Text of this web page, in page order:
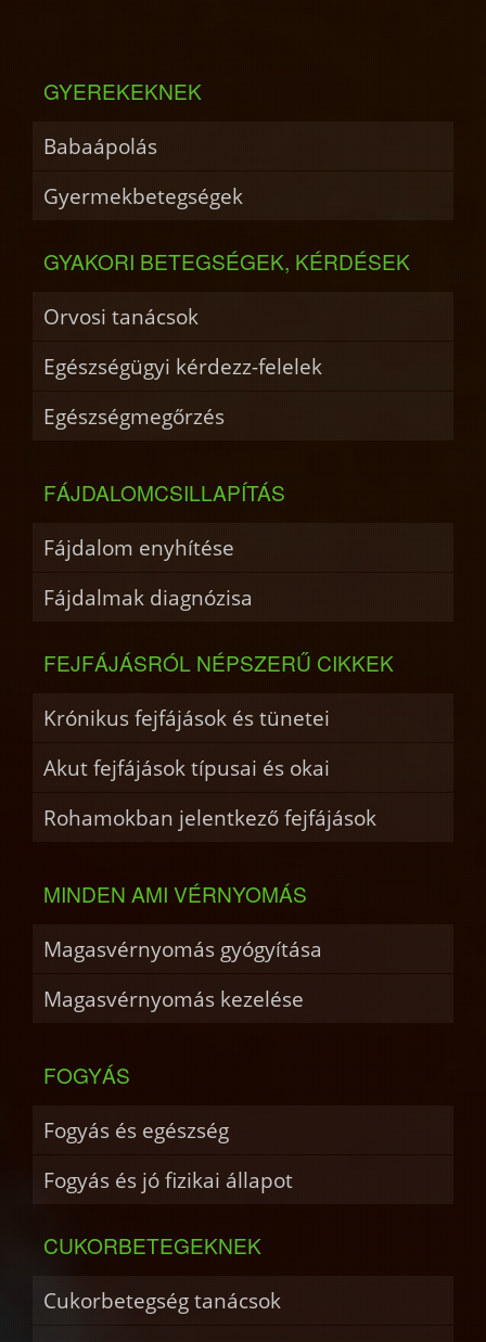
GYEREKEKNEK
Babaápolás
Gyermekbetegségek
GYAKORI BETEGSÉGEK, KÉRDÉSEK
Orvosi tanácsok
Egészségügyi kérdezz-felelek
Egészségmegőrzés
FÁJDALOMCSILLAPÍTÁS
Fájdalom enyhítése
Fájdalmak diagnózisa
FEJFÁJÁSRÓL NÉPSZERŰ CIKKEK
Krónikus fejfájások és tünetei
Akut fejfájások típusai és okai
Rohamokban jelentkező fejfájások
MINDEN AMI VÉRNYOMÁS
Magasvérnyomás gyógyítása
Magasvérnyomás kezelése
FOGYÁS
Fogyás és egészség
Fogyás és jó fizikai állapot
CUKORBETEGEKNEK
Cukorbetegség tanácsok